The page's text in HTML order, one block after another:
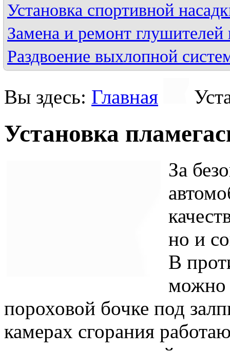
Установка спортивной
Замена и ремонт глушителей
Раздвоение выхлопной
Вы здесь: Главная
Установка
За
но и
В
можно
пороховой бочке под
камерах сгорания